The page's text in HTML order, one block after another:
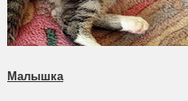
Малышка